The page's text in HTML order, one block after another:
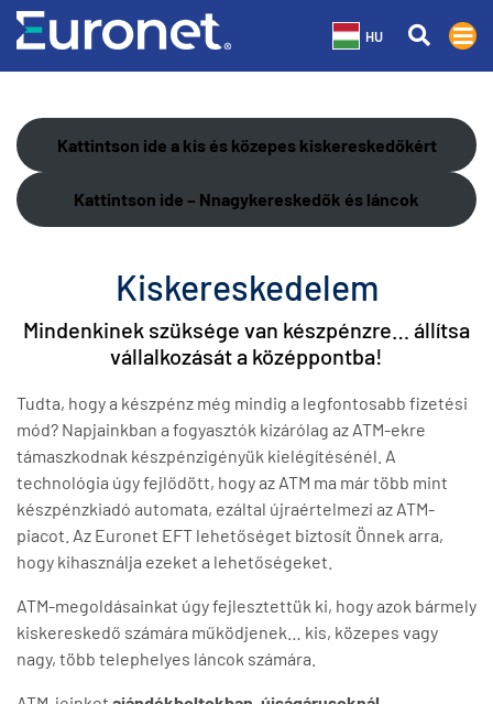
HU
Kattintson ide a kis és közepes kiskereskedőkért
Kattintson ide – Nnagykereskedők és láncok
Kiskereskedelem
Mindenkinek szüksége van készpénzre… állítsa
vállalkozását a középpontba!
Tudta, hogy a készpénz még mindig a legfontosabb fizetési
mód? Napjainkban a fogyasztók kizárólag az ATM-ekre
támaszkodnak készpénzigényük kielégítésénél. A
technológia úgy fejlődött, hogy az ATM ma már több mint
készpénzkiadó automata, ezáltal újraértelmezi az ATM-
piacot. Az Euronet EFT lehetőséget biztosít Önnek arra,
hogy kihasználja ezeket a lehetőségeket.
ATM-megoldásainkat úgy fejlesztettük ki, hogy azok bármely
kiskereskedő számára működjenek… kis, közepes vagy
nagy, több telephelyes láncok számára.